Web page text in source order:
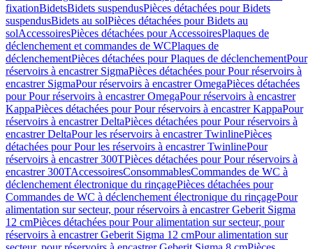
fixationBidetsBidets suspendusPièces détachées pour Bidets
suspendusBidets au solPièces détachées pour Bidets au
solAccessoiresPièces détachées pour AccessoiresPlaques de
déclenchement et commandes de WCPlaques de
déclenchementPièces détachées pour Plaques de déclenchementPour
réservoirs à encastrer SigmaPièces détachées pour Pour réservoirs à
encastrer SigmaPour réservoirs à encastrer OmegaPièces détachées
pour Pour réservoirs à encastrer OmegaPour réservoirs à encastrer
KappaPièces détachées pour Pour réservoirs à encastrer KappaPour
réservoirs à encastrer DeltaPièces détachées pour Pour réservoirs à
encastrer DeltaPour les réservoirs à encastrer TwinlinePièces
détachées pour Pour les réservoirs à encastrer TwinlinePour
réservoirs à encastrer 300TPièces détachées pour Pour réservoirs à
encastrer 300TAccessoiresConsommablesCommandes de WC à
déclenchement électronique du rinçagePièces détachées pour
Commandes de WC à déclenchement électronique du rinçagePour
alimentation sur secteur, pour réservoirs à encastrer Geberit Sigma
12 cmPièces détachées pour Pour alimentation sur secteur, pour
réservoirs à encastrer Geberit Sigma 12 cmPour alimentation sur